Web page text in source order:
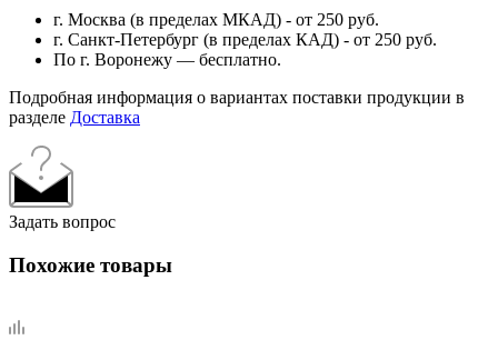
г. Москва (в пределах МКАД) - от 250 руб.
г. Санкт-Петербург (в пределах КАД) - от 250 руб.
По г. Воронежу — бесплатно.
Подробная информация о вариантах поставки продукции в
разделе Доставка
Задать вопрос
Похожие товары